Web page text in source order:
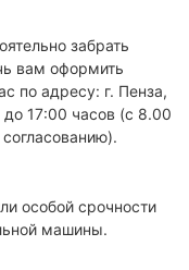
забрать
вам оформить
по адресу: г. Пенза,
17:00 часов (с 8.00
особой срочности
машины.